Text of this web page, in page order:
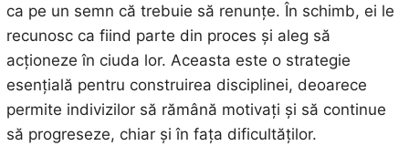
ca pe un semn că trebuie să renunțe. În schimb, ei le
recunosc ca fiind parte din proces și aleg să
acționeze în ciuda lor. Aceasta este o strategie
esențială pentru construirea disciplinei, deoarece
permite indivizilor să rămână motivați și să continue
să progreseze, chiar și în fața dificultăților.